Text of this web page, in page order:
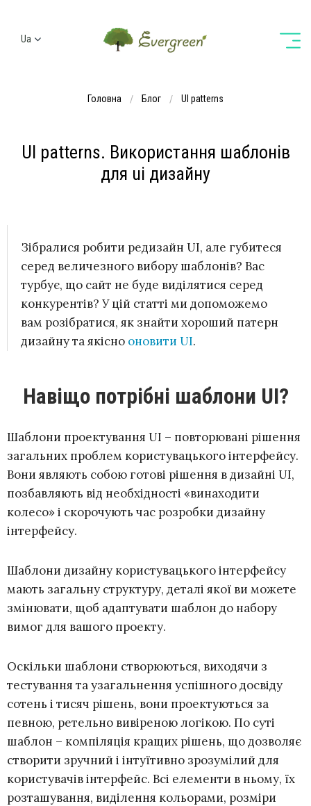
Ua
Головна Блог UI patterns
UI patterns. Використання шаблонів
для ui дизайну
Зібралися робити редизайн UI, але губитеся
серед величезного вибору шаблонів? Вас
турбує, що сайт не буде виділятися серед
конкурентів? У цій статті ми допоможемо
вам розібратися, як знайти хороший патерн
дизайну та якісно оновити UI.
Навіщо потрібні шаблони UI?
Шаблони проектування UI – повторювані рішення
загальних проблем користувацького інтерфейсу.
Вони являють собою готові рішення в дизайні UI,
позбавляють від необхідності «винаходити
колесо» і скорочують час розробки дизайну
інтерфейсу.
Шаблони дизайну користувацького інтерфейсу
мають загальну структуру, деталі якої ви можете
змінювати, щоб адаптувати шаблон до набору
вимог для вашого проекту.
Оскільки шаблони створюються, виходячи з
тестування та узагальнення успішного досвіду
сотень і тисяч рішень, вони проектуються за
певною, ретельно вивіреною логікою. По суті
шаблон – компіляція кращих рішень, що дозволяє
створити зручний і інтуїтивно зрозумілий для
користувачів інтерфейс. Всі елементи в ньому, їх
розташування, виділення кольорами, розміри